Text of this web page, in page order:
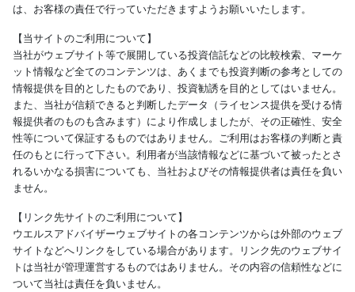
は、お客様の責任で行っていただきますようお願いいたします。
【当サイトのご利用について】
当社がウェブサイト等で展開している投資信託などの比較検索、マーケ
ット情報など全てのコンテンツは、あくまでも投資判断の参考としての
情報提供を目的としたものであり、投資勧誘を目的としてはいません。
また、当社が信頼できると判断したデータ（ライセンス提供を受ける情
報提供者のものも含みます）により作成しましたが、その正確性、安全
性等について保証するものではありません。ご利用はお客様の判断と責
任のもとに行って下さい。利用者が当該情報などに基づいて被ったとさ
れるいかなる損害についても、当社およびその情報提供者は責任を負い
ません。
【リンク先サイトのご利用について】
ウエルスアドバイザーウェブサイトの各コンテンツからは外部のウェブ
サイトなどへリンクをしている場合があります。リンク先のウェブサイ
トは当社が管理運営するものではありません。その内容の信頼性などに
ついて当社は責任を負いません。